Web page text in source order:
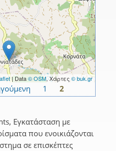
| Data© OSM, Χάρτες© buk.gr
1
2
Εγκατάσταση με
που ενοικιάζονται
σε επισκέπτες